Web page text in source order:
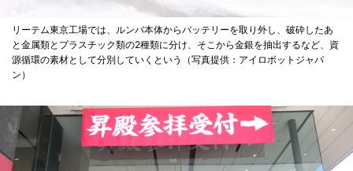
リーテム東京工場では、ルンバ本体からバッテリーを取り外し、破砕したあ
と金属類とプラスチック類の2種類に分け、そこから金銀を抽出するなど、資
源循環の素材として分別していくという（写真提供：アイロボットジャパ
ン）